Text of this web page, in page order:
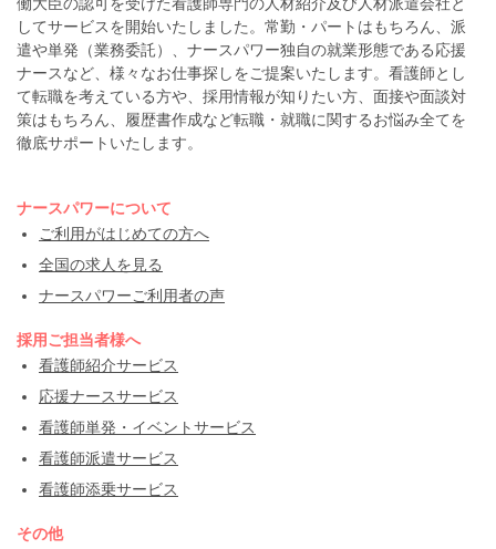
してサービスを開始いたしました。常勤・パートはもちろん、派
遣や単発（業務委託）、ナースパワー独自の就業形態である応援
ナースなど、様々なお仕事探しをご提案いたします。看護師とし
て転職を考えている方や、採用情報が知りたい方、面接や面談対
策はもちろん、履歴書作成など転職・就職に関するお悩み全てを
徹底サポートいたします。
ナースパワーについて
ご利用がはじめての方へ
全国の求人を見る
ナースパワーご利用者の声
採用ご担当者様へ
看護師紹介サービス
応援ナースサービス
看護師単発・イベントサービス
看護師派遣サービス
看護師添乗サービス
その他